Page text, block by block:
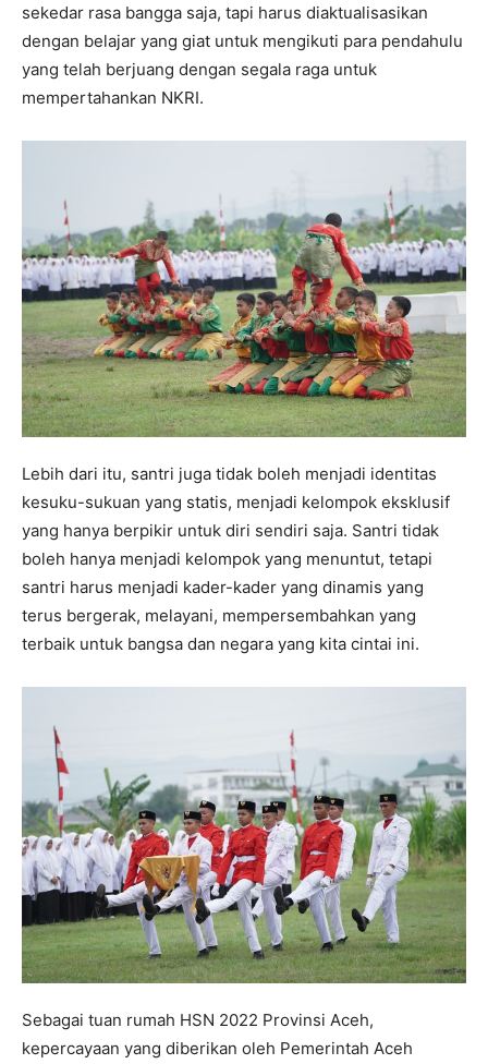
sekedar rasa bangga saja, tapi harus diaktualisasikan
dengan belajar yang giat untuk mengikuti para pendahulu
yang telah berjuang dengan segala raga untuk
mempertahankan NKRI.
Lebih dari itu, santri juga tidak boleh menjadi identitas
kesuku-sukuan yang statis, menjadi kelompok eksklusif
yang hanya berpikir untuk diri sendiri saja. Santri tidak
boleh hanya menjadi kelompok yang menuntut, tetapi
santri harus menjadi kader-kader yang dinamis yang
terus bergerak, melayani, mempersembahkan yang
terbaik untuk bangsa dan negara yang kita cintai ini.
Sebagai tuan rumah HSN 2022 Provinsi Aceh,
kepercayaan yang diberikan oleh Pemerintah Aceh